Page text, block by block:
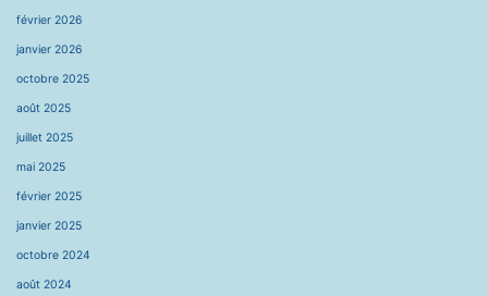
février 2026
janvier 2026
octobre 2025
août 2025
juillet 2025
mai 2025
février 2025
janvier 2025
octobre 2024
août 2024